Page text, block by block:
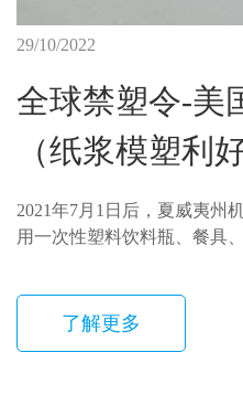
29/10/2022
全球禁塑令-美
（纸浆模塑利
2021年7月1日后，夏威夷州
用一次性塑料饮料瓶、餐具
了解更多